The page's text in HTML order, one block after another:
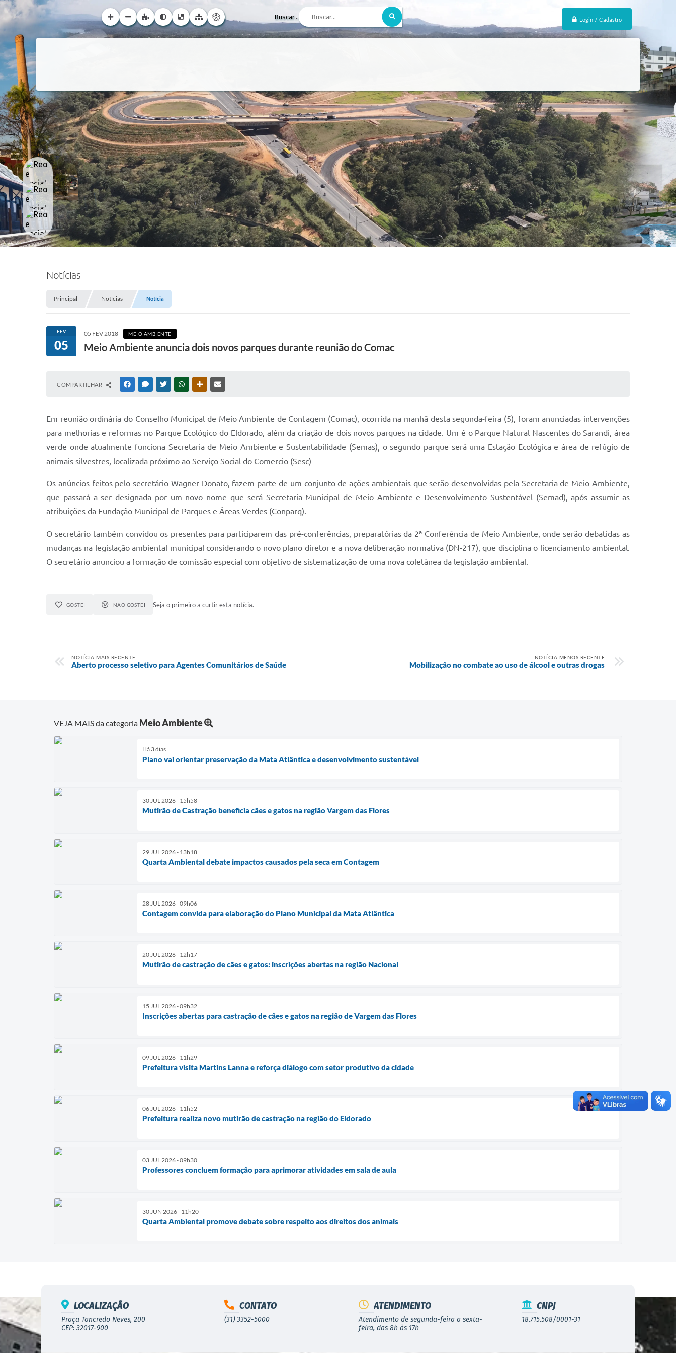
Login / Cadastro
Buscar...
Notícias
Principal Notícias Notícia
FEV
05
05 FEV 2018 MEIO AMBIENTE
Meio Ambiente anuncia dois novos parques durante reunião do Comac
COMPARTILHAR FACEBOOKMESSENGER
TWITTERWHATSAPPOUTRAS MÍDIAS
Em reunião ordinária do Conselho Municipal de Meio Ambiente de Contagem (Comac), ocorrida na manhã desta segunda-feira (5), foram anunciadas intervenções
para melhorias e reformas no Parque Ecológico do Eldorado, além da criação de dois novos parques na cidade. Um é o Parque Natural Nascentes do Sarandi, área
verde onde atualmente funciona Secretaria de Meio Ambiente e Sustentabilidade (Semas), o segundo parque será uma Estação Ecológica e área de refúgio de
animais silvestres, localizada próximo ao Serviço Social do Comercio (Sesc)
Os anúncios feitos pelo secretário Wagner Donato, fazem parte de um conjunto de ações ambientais que serão desenvolvidas pela Secretaria de Meio Ambiente,
que passará a ser designada por um novo nome que será Secretaria Municipal de Meio Ambiente e Desenvolvimento Sustentável (Semad), após assumir as
atribuições da Fundação Municipal de Parques e Áreas Verdes (Conparq).
O secretário também convidou os presentes para participarem das pré-conferências, preparatórias da 2ª Conferência de Meio Ambiente, onde serão debatidas as
mudanças na legislação ambiental municipal considerando o novo plano diretor e a nova deliberação normativa (DN-217), que disciplina o licenciamento ambiental.
O secretário anunciou a formação de comissão especial com objetivo de sistematização de uma nova coletânea da legislação ambiental.
GOSTEI NÃO GOSTEI Seja o primeiro a curtir esta notícia.
NOTÍCIA MAIS RECENTE
Aberto processo seletivo para Agentes Comunitários de Saúde
NOTÍCIA MENOS RECENTE
Mobilização no combate ao uso de álcool e outras drogas
VEJA MAIS da categoria Meio Ambiente
Há 3 dias
Plano vai orientar preservação da Mata Atlântica e desenvolvimento sustentável
30 JUL 2026 - 15h58
Mutirão de Castração beneficia cães e gatos na região Vargem das Flores
29 JUL 2026 - 13h18
Quarta Ambiental debate impactos causados pela seca em Contagem
28 JUL 2026 - 09h06
Contagem convida para elaboração do Plano Municipal da Mata Atlântica
20 JUL 2026 - 12h17
Mutirão de castração de cães e gatos: inscrições abertas na região Nacional
15 JUL 2026 - 09h32
Inscrições abertas para castração de cães e gatos na região de Vargem das Flores
09 JUL 2026 - 11h29
Prefeitura visita Martins Lanna e reforça diálogo com setor produtivo da cidade
06 JUL 2026 - 11h52
Prefeitura realiza novo mutirão de castração na região do Eldorado
03 JUL 2026 - 09h30
Professores concluem formação para aprimorar atividades em sala de aula
30 JUN 2026 - 11h20
Quarta Ambiental promove debate sobre respeito aos direitos dos animais
LOCALIZAÇÃO
Praça Tancredo Neves, 200
CEP: 32017-900
CONTATO
(31) 3352-5000
ATENDIMENTO
Atendimento de segunda-feira a sexta-
feira, das 8h às 17h
CNPJ
18.715.508/0001-31